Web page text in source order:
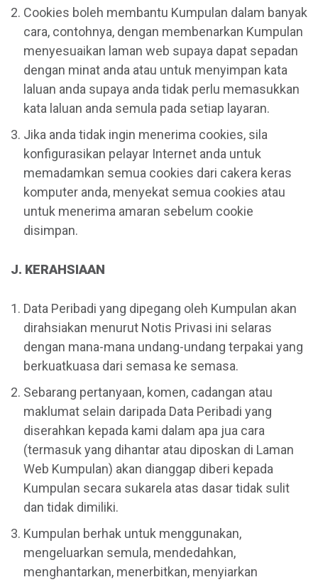
Cookies boleh membantu Kumpulan dalam banyak
cara, contohnya, dengan membenarkan Kumpulan
menyesuaikan laman web supaya dapat sepadan
dengan minat anda atau untuk menyimpan kata
laluan anda supaya anda tidak perlu memasukkan
kata laluan anda semula pada setiap layaran.
Jika anda tidak ingin menerima cookies, sila
konfigurasikan pelayar Internet anda untuk
memadamkan semua cookies dari cakera keras
komputer anda, menyekat semua cookies atau
untuk menerima amaran sebelum cookie
disimpan.
J. KERAHSIAAN
Data Peribadi yang dipegang oleh Kumpulan akan
dirahsiakan menurut Notis Privasi ini selaras
dengan mana-mana undang-undang terpakai yang
berkuatkuasa dari semasa ke semasa.
Sebarang pertanyaan, komen, cadangan atau
maklumat selain daripada Data Peribadi yang
diserahkan kepada kami dalam apa jua cara
(termasuk yang dihantar atau diposkan di Laman
Web Kumpulan) akan dianggap diberi kepada
Kumpulan secara sukarela atas dasar tidak sulit
dan tidak dimiliki.
Kumpulan berhak untuk menggunakan,
mengeluarkan semula, mendedahkan,
menghantarkan, menerbitkan, menyiarkan